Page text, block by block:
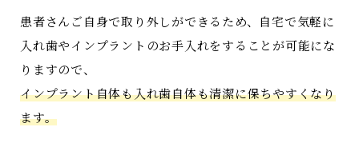
患者さんご自身で取り外しができるため、自宅で気軽に
入れ歯やインプラントのお手入れをすることが可能にな
りますので、
インプラント自体も入れ歯自体も清潔に保ちやすくなり
ます。